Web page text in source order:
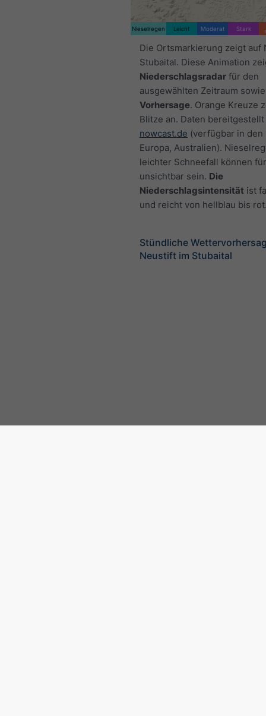
Nieselregen Leicht Moderat Stark
Die Ortsmarkierung zeigt auf
Stubaital. Diese Animation
Niederschlagsradar für den
ausgewählten Zeitraum
Vorhersage. Orange Kreuze
Blitze an. Daten
nowcast.de (verfügbar in den
Europa, Australien).
leichter Schneefall können
unsichtbar sein. Die
Niederschlagsintensität ist
und reicht von hellblau bis
Stündliche
Neustift im Stubaital